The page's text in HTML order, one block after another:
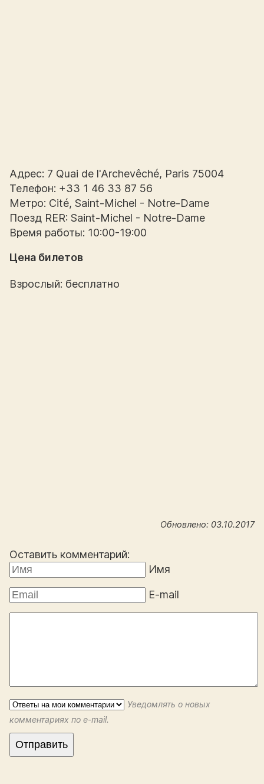
Адрес: 7 Quai de l'Archevêché, Paris 75004
Телефон: +33 1 46 33 87 56
Метро: Cité, Saint-Michel - Notre-Dame
Поезд RER: Saint-Michel - Notre-Dame
Время работы: 10:00-19:00
Цена билетов
Взрослый: бесплатно
Обновлено: 03.10.2017
Оставить комментарий:
Имя
E-mail
Уведомлять о новых
комментариях по e-mail.